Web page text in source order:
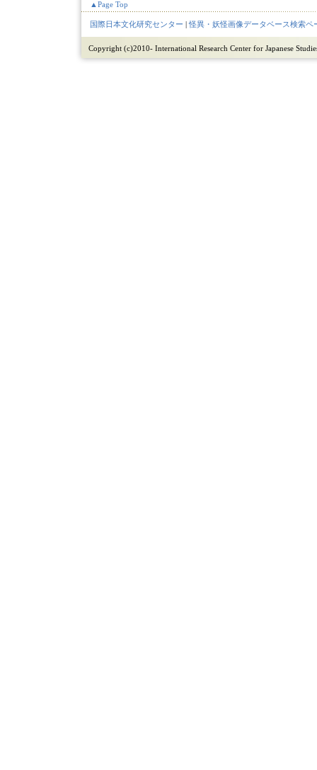
▲Page Top
国際日本文化研究センター |怪異・妖怪画像データベース検索ペ
Copyright (c)2010- International Research Center for Japanese